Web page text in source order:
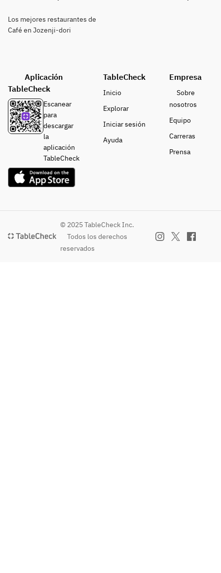
Los mejores restaurantes de
Café en Jozenji-dori
Aplicación
TableCheck
Escanear
para
descargar
la
aplicación
TableCheck
TableCheck
Inicio
Explorar
Iniciar sesión
Ayuda
Empresa
Sobre
nosotros
Equipo
Carreras
Prensa
© 2025 TableCheck Inc.
Todos los derechos
reservados